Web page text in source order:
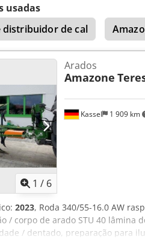
usadas
de cal
1 / 6
Kassel 1 909 km
Arados
Amazone
2023, Roda 340/55-16.0 AW
/ corpo de arado STU 40 lâmina
/ dentado, preparação para